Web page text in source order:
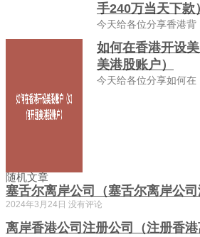
手240万当天下款）
今天给各位分享香港背
如何在香港开设
美港股账户）
今天给各位分享如何在
随机文章
塞舌尔离岸公司（塞舌尔离岸公司
2024年3月24日 没有评论
离岸香港公司注册公司（注册香